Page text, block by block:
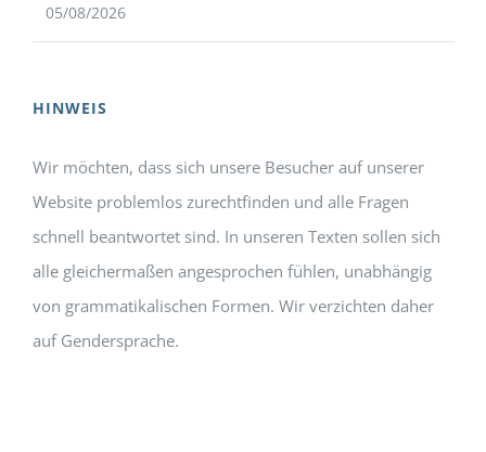
05/08/2026
HINWEIS
Wir möchten, dass sich unsere Besucher auf unserer
Website problemlos zurechtfinden und alle Fragen
schnell beantwortet sind. In unseren Texten sollen sich
alle gleichermaßen angesprochen fühlen, unabhängig
von grammatikalischen Formen. Wir verzichten daher
auf Gendersprache.